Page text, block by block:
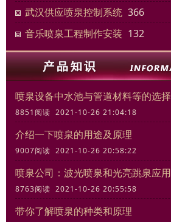
武汉供应喷泉控制系统 366
音乐喷泉工程制作安装 132
喷泉设备中水池与管道材料等的选择
8851阅读 2021-10-26 21:04:18
介绍一下喷泉的用途及原理
9007阅读 2021-10-26 20:58:22
喷泉公司：波光喷泉和光亮跳泉应用
8763阅读 2021-10-26 20:55:58
带你了解喷泉的种类和原理